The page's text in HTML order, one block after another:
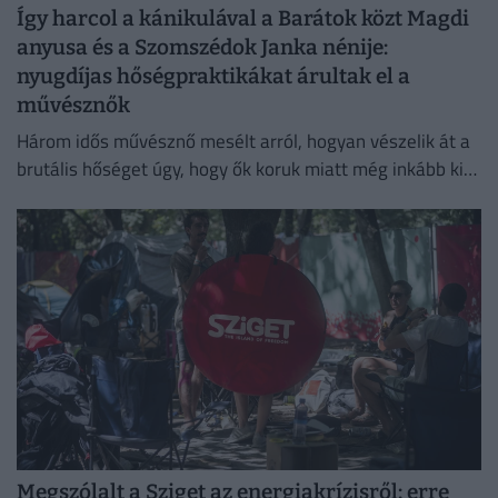
Így harcol a kánikulával a Barátok közt Magdi
anyusa és a Szomszédok Janka nénije:
nyugdíjas hőségpraktikákat árultak el a
művésznők
Három idős művésznő mesélt arról, hogyan vészelik át a
brutális hőséget úgy, hogy ők koruk miatt még inkább ki
Megszólalt a Sziget az energiakrízisről: erre